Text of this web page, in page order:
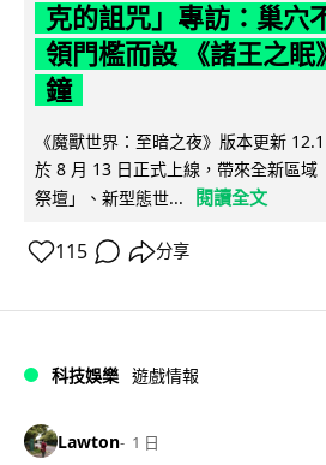
克的詛咒」專訪：巢穴
領門檻而設 《諸王之眠
鐘
《魔獸世界：至暗之夜》版本更新
於 8 月 13 日正式上線，帶來全新區域
祭壇」、新型態世...
閱讀全文
115 分享
科技娛樂 遊戲情報
Lawton 1 日